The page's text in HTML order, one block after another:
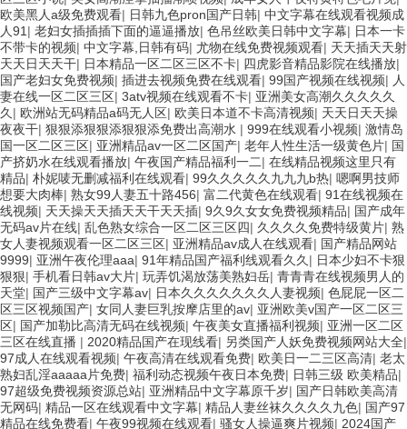
欧美黑人a级免费观看| 日韩九色pron国产日韩| 中文字幕在线观看视频成
人91 | 老妇女插插插下面的逼逼播放| 色吊丝欧美日韩中文字幕| 日本一卡
不带卡的视频| 中文字幕,日韩有码| 尤物在线免费视频观看| 天天插天天射
天天日天天干| 日本精品一区二区三区不卡| 四虎影音精品影院在线播放|
国产老妇女免费视频| 插进去视频免费在线观看| 99国产视频在线视频| 人
妻在线一区二区三区| 3atv视频在线观看不卡| 亚洲美女高潮久久久久久
久 | 欧洲站无码精品a码无人区| 欧美日本道不卡高清视频| 天天日天天操
夜夜干| 狠狠添狠狠添狠狠添免费出高潮水 | 999在线观看小视频| 激情岛
国一区二区三区| 亚洲精品av一区二区国产| 老年人性生活一级黄色片| 国
产挤奶水在线观看播放| 午夜国产精品福利一二| 在线精品视频这里只有
精品| 朴妮唛无删减福利在线观看| 99久久久久久九九九b热| 嗯啊男技师
想要大肉棒| 熟女99人妻五十路456| 富二代黄色在线观看| 91在线视频在
线视频| 天天操天天插天天干天天插| 9久9久女女免费视频精品| 国产成年
无码av片在线| 乱色熟女综合一区二区三区四| 久久久久免费特级黄片| 熟
女人妻视频观看一区二区三区| 亚洲精品av成人在线观看| 国产精品网站
9999| 亚洲午夜伦理aaa| 91年精品国产福利线观看久久 | 日本少妇不卡狠
狠狠| 手机看日韩av大片| 玩弄饥渴放荡美熟妇岳| 青青青在线视频男人的
天堂| 国产三级中文字幕av| 日本久久久久久久久人妻视频| 色屁屁一区二
区三区视频国产| 女同人妻巨乳按摩店里的av| 亚洲欧美v国产一区二区三
区| 国产加勒比高清无码在线视频| 午夜美女直播福利视频| 亚洲一区二区
三区在线直播 | 2020精品国产在现线看| 另类国产人妖免费视频网站大全|
97成人在线观看视频| 午夜高清在线观看免费| 欧美日一二三区高清| 老太
熟妇乱淫aaaaa片免费| 福利动态视频午夜日本免费| 日韩三级 欧美精品|
97超级免费视频资源总站| 亚洲精品中文字幕原千岁| 国产日韩欧美高清
无网码| 精品一区在线观看中文字幕| 精品人妻丝袜久久久久九色| 国产97
精品在线免费看| 午夜99视频在线观看| 骚女人操逼爽片视频| 2024国产